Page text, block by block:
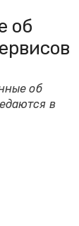
об
об
в